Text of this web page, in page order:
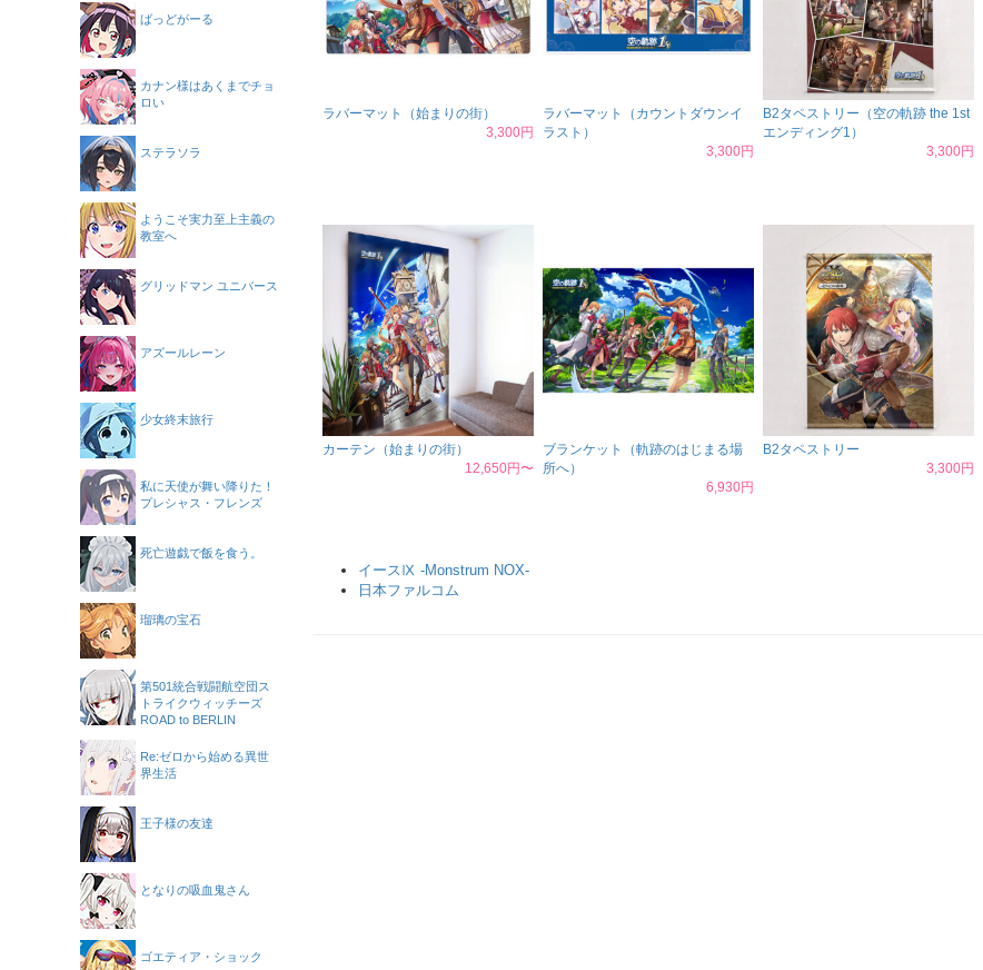
ラバーマット（始まりの街）
3,300円
ラバーマット（カウントダウンイ
ラスト）
3,300円
B2タペストリー（空の軌跡 the 1st
エンディング1）
3,300円
カーテン（始まりの街）
12,650円〜
ブランケット（軌跡のはじまる場
所へ）
6,930円
B2タペストリー
3,300円
イースⅨ -Monstrum NOX-
日本ファルコム
ばっどがーる
カナン様はあくまでチョ
ロい
ステラソラ
ようこそ実力至上主義の
教室へ
グリッドマン ユニバース
アズールレーン
少女終末旅行
私に天使が舞い降りた！
プレシャス・フレンズ
死亡遊戯で飯を食う。
瑠璃の宝石
第501統合戦闘航空団ス
トライクウィッチーズ
ROAD to BERLIN
Re:ゼロから始める異世
界生活
王子様の友達
となりの吸血鬼さん
ゴエティア・ショック